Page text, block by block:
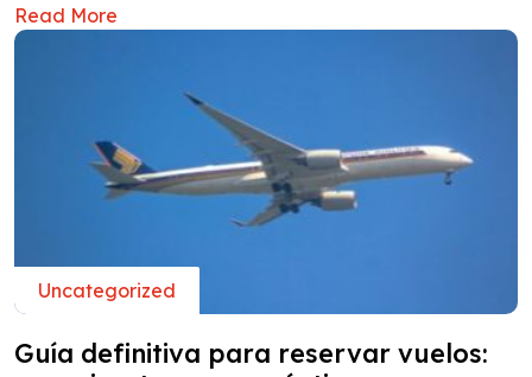
Read More
Uncategorized
Guía definitiva para reservar vuelos: